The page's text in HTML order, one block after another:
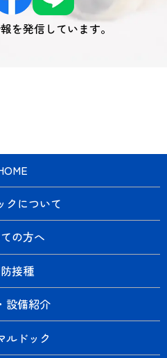
を発信しています。
クについて
の方へ
接種
設備紹介
ルドック